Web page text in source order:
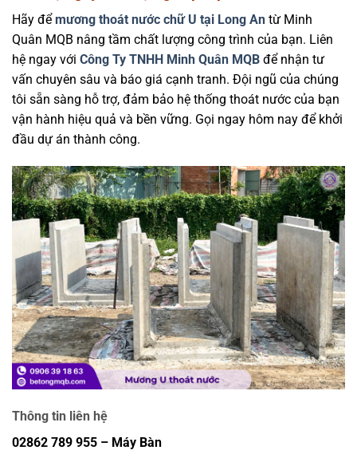
Hãy để mương thoát nước chữ U tại Long An từ Minh
Quân MQB nâng tầm chất lượng công trình của bạn. Liên
hệ ngay với Công Ty TNHH Minh Quân MQB để nhận tư
vấn chuyên sâu và báo giá cạnh tranh. Đội ngũ của chúng
tôi sẵn sàng hỗ trợ, đảm bảo hệ thống thoát nước của bạn
vận hành hiệu quả và bền vững. Gọi ngay hôm nay để khởi
đầu dự án thành công.
Thông tin liên hệ
02862 789 955 – Máy Bàn